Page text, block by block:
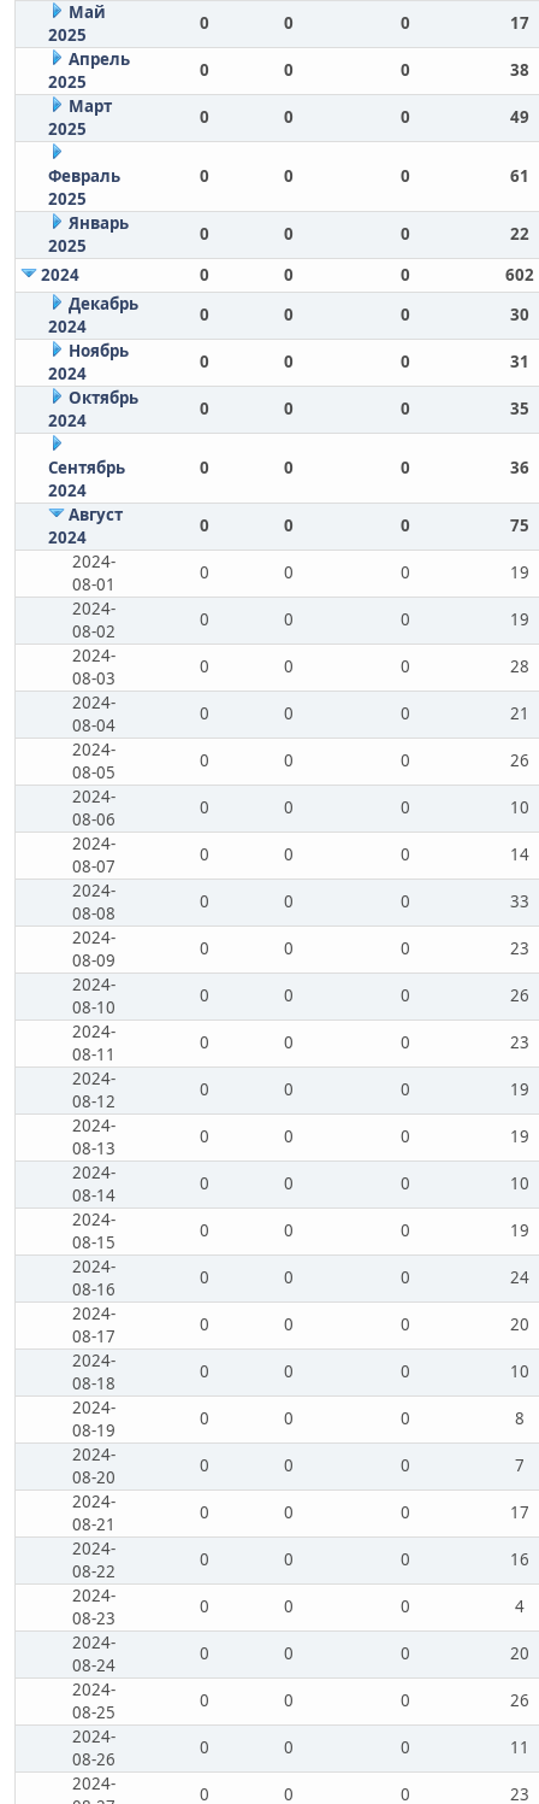
Май
2025
0 0 0
17
Апрель
2025
0 0 0
38
Март
2025
0 0 0 49
Февраль
2025
0 0 0 61
Январь
2025
0 0 0
22
2024
0 0 0
602
Декабрь
2024
0 0 0
30
Ноябрь
2024
0 0 0
31
Октябрь
2024
0 0 0 35
Сентябрь
2024
0 0 0 36
Август
2024
0 0 0
75
2024-
08-01
0 0 0
19
2024-
08-02
0 0 0
19
2024-
08-03
0 0 0
28
2024-
08-04
0 0 0
21
2024-
08-05
0 0 0
26
2024-
08-06
0 0 0
10
2024-
08-07
0 0 0
14
2024-
08-08
0 0 0
33
2024-
08-09
0 0 0
23
2024-
08-10
0 0 0
26
2024-
08-11
0 0 0
23
2024-
08-12
0 0 0
19
2024-
08-13
0 0 0
19
2024-
08-14
0 0 0
10
2024-
08-15
0 0 0
19
2024-
08-16
0 0 0
24
2024-
08-17
0 0 0
20
2024-
08-18
0 0 0
10
2024-
08-19
0 0 0
8
2024-
08-20
0 0 0
7
2024-
08-21
0 0 0
17
2024-
08-22
0 0 0
16
2024-
08-23
0 0 0
4
2024-
08-24
0 0 0
20
2024-
08-25
0 0 0
26
2024-
08-26
0 0 0
11
2024-
0 0 0 23